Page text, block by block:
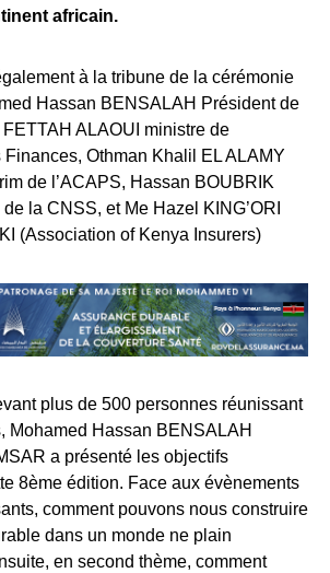
africain.
à la tribune de la cérémonie
Hassan BENSALAH Président de
ALAOUI ministre de
Finances, Othman Khalil EL ALAMY
de l’ACAPS, Hassan BOUBRIK
la CNSS, et Me Hazel KING’ORI
(Association of Kenya Insurers)
plus de 500 personnes réunissant
Mohamed Hassan BENSALAH
a présenté les objectifs
8ème édition. Face aux évènements
comment pouvons nous construire
dans un monde ne plain
en second thème, comment